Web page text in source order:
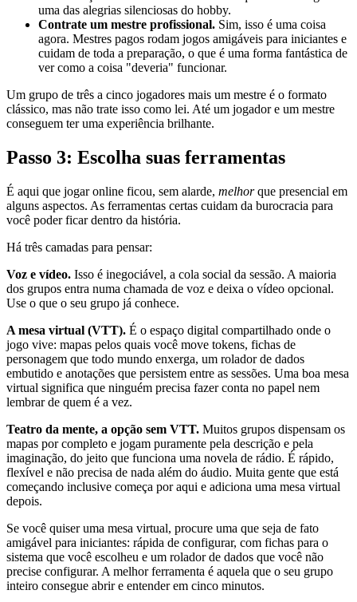
uma das alegrias silenciosas do hobby.
Contrate um mestre profissional. Sim, isso é uma coisa
agora. Mestres pagos rodam jogos amigáveis para iniciantes e
cuidam de toda a preparação, o que é uma forma fantástica de
ver como a coisa "deveria" funcionar.
Um grupo de três a cinco jogadores mais um mestre é o formato
clássico, mas não trate isso como lei. Até um jogador e um mestre
conseguem ter uma experiência brilhante.
Passo 3: Escolha suas ferramentas
É aqui que jogar online ficou, sem alarde, melhorque presencial em
alguns aspectos. As ferramentas certas cuidam da burocracia para
você poder ficar dentro da história.
Há três camadas para pensar:
Voz e vídeo. Isso é inegociável, a cola social da sessão. A maioria
dos grupos entra numa chamada de voz e deixa o vídeo opcional.
Use o que o seu grupo já conhece.
A mesa virtual (VTT). É o espaço digital compartilhado onde o
jogo vive: mapas pelos quais você move tokens, fichas de
personagem que todo mundo enxerga, um rolador de dados
embutido e anotações que persistem entre as sessões. Uma boa mesa
virtual significa que ninguém precisa fazer conta no papel nem
lembrar de quem é a vez.
Teatro da mente, a opção sem VTT. Muitos grupos dispensam os
mapas por completo e jogam puramente pela descrição e pela
imaginação, do jeito que funciona uma novela de rádio. É rápido,
flexível e não precisa de nada além do áudio. Muita gente que está
começando inclusive começa por aqui e adiciona uma mesa virtual
depois.
Se você quiser uma mesa virtual, procure uma que seja de fato
amigável para iniciantes: rápida de configurar, com fichas para o
sistema que você escolheu e um rolador de dados que você não
precise configurar. A melhor ferramenta é aquela que o seu grupo
inteiro consegue abrir e entender em cinco minutos.